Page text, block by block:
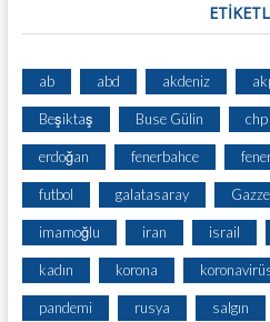
ab abd akdeniz
Beşiktaş Buse Gülin chp
erdoğan fenerbahce
futbol galatasaray Gazze
imamoğlu iran israil
kadın korona
pandemi rusya salgın